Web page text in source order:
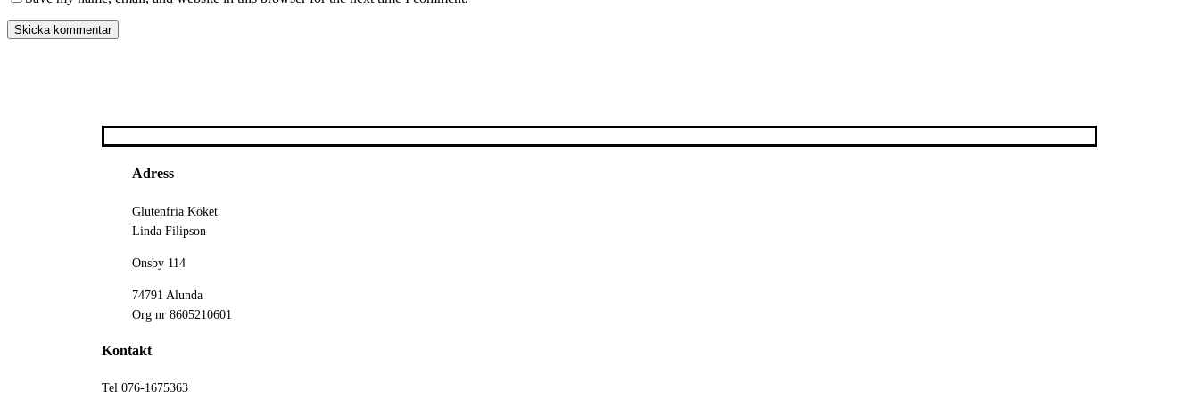
Adress
Glutenfria Köket
Linda Filipson
Onsby 114
74791 Alunda
Org nr 8605210601
Kontakt
Tel 076-1675363